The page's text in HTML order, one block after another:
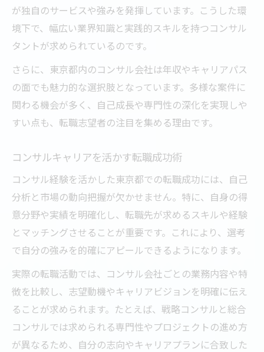
が独自のサービスや強みを発揮しています。こうした環
境下で、幅広い業界知識と実践的スキルを持つコンサル
タントが求められているのです。
さらに、東京都内のコンサル会社は年収やキャリアパス
の面でも魅力的な選択肢となっています。多様な案件に
関わる機会が多く、自己成長や専門性の深化を実現しや
すい点も、転職志望者の注目を集める理由です。
コンサルキャリアを活かす転職成功術
コンサル経験を活かした東京都での転職成功には、自己
分析と市場の動向把握が欠かせません。特に、自身の得
意分野や実績を明確化し、転職先が求めるスキルや経験
とマッチングさせることが重要です。これにより、選考
で自分の強みを的確にアピールできるようになります。
実際の転職活動では、コンサル会社ごとの業務内容や特
徴を比較し、志望動機やキャリアビジョンを明確に伝え
ることが求められます。たとえば、戦略コンサルと総合
コンサルでは求められる専門性やプロジェクトの進め方
が異なるため、自分の志向やキャリアプランに合致した